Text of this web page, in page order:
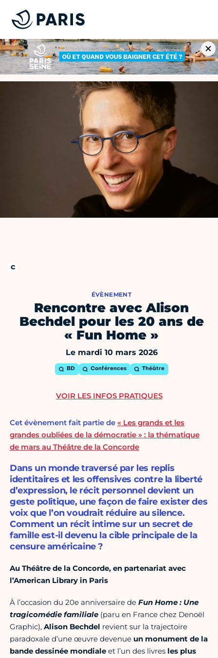
ÉVÈNEMENT
Rencontre avec Alison
Bechdel pour les 20 ans de
« Fun Home »
Le mardi 10 mars 2026
BD Conférences Théâtre
Cet évènement fait partie de « Les grands et les
grandes oubliées de la démocratie » : la thématique
de mars au Théâtre de la Concorde
Dans un monde traversé par les replis
identitaires et les offensives contre la liberté
d’expression, le récit personnel devient un
geste politique, une façon de faire exister des
voix que l’on voudrait réduire au silence.
Comment un récit intime sur un secret de
famille est-il devenu la cible principale de la
censure américaine ?
Au Théâtre de la Concorde, en partenariat avec
l’American Library in Paris
À l’occasion du 20e anniversaire de Fun Home : Une
tragicomédie familiale (paru en France chez Denoël
Graphic), Alison Bechdel revient sur la trajectoire
paradoxale d’une œuvre devenue un monument de la
bande dessinée mondiale et l’un des livres les plus
VOIR LES INFOS PRATIQUES